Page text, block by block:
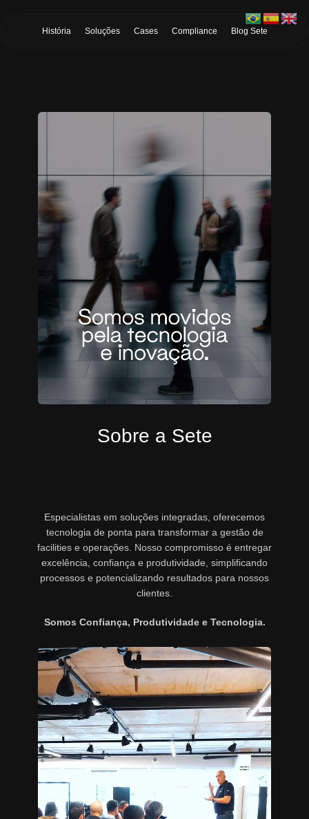
História Soluções Cases Compliance Blog Sete
Sobre a Sete
Especialistas em soluções integradas, oferecemos
tecnologia de ponta para transformar a gestão de
facilities e operações. Nosso compromisso é entregar
excelência, confiança e produtividade, simplificando
processos e potencializando resultados para nossos
clientes.
Somos Confiança, Produtividade e Tecnologia.